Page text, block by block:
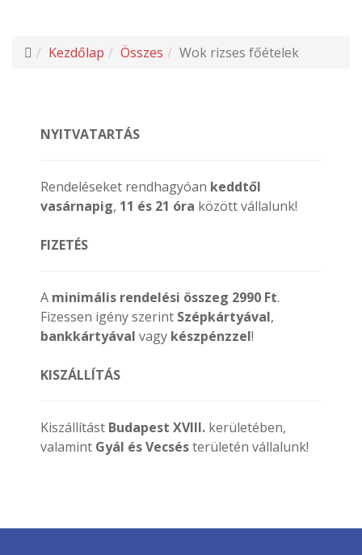
Kezdőlap Összes Wok rizses főételek
NYITVATARTÁS
Rendeléseket rendhagyóan keddtől
vasárnapig, 11 és 21 óra között vállalunk!
FIZETÉS
A minimális rendelési összeg 2990 Ft.
Fizessen igény szerint Szépkártyával,
bankkártyával vagy készpénzzel!
KISZÁLLÍTÁS
Kiszállítást Budapest XVIII. kerületében,
valamint Gyál és Vecsésterületén vállalunk!